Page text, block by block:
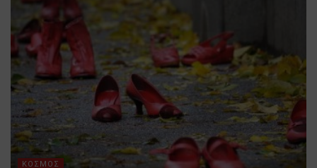
ΚΟΣΜΟΣ